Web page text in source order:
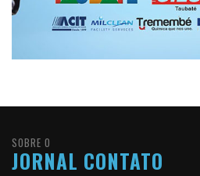
SOBRE O
JORNAL CONTATO